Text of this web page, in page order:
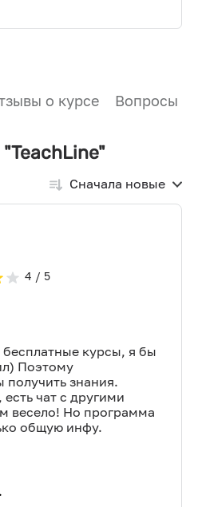
о курсе Вопросы и
Сначала новые
4 / 5
курсы, я бы
Поэтому
знания.
чат с другими
весело! Но программа
общую инфу.